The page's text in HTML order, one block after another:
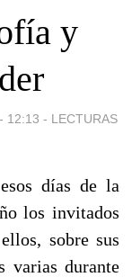
y
12:13 - LECTURAS
días de la
los invitados
sobre sus
varias durante